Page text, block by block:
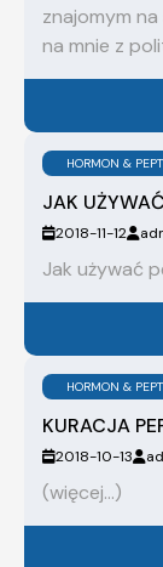
znajomym
na mnie z
HORMON &
JAK
2018-11-12
Jak używać
HORMON &
KURACJA
2018-10-13
(więcej…)